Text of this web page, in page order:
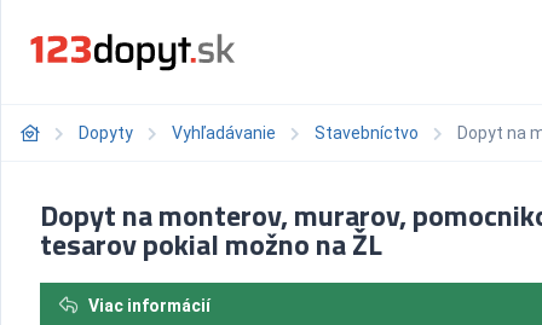
Dopyty Vyhľadávanie Stavebníctvo Dopyt na
Dopyt na monterov, murarov,
tesarov pokial možno na ŽL
Viac informácií